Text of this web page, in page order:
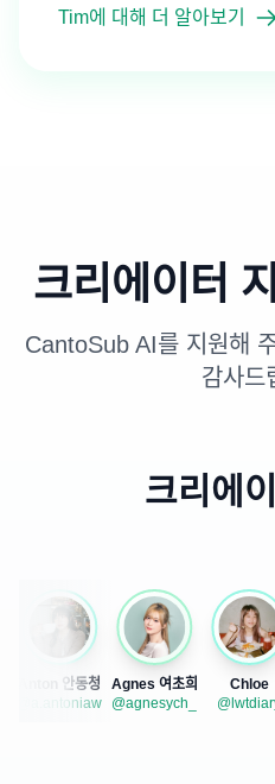
Tim에 대해 더 알아보기
크리에이터
CantoSub AI를 지원해
감사드
크리에
Anton 안동청
@a.antoniaw
Agnes 여초희
@agnesych_
Chloe
@lwtdiary